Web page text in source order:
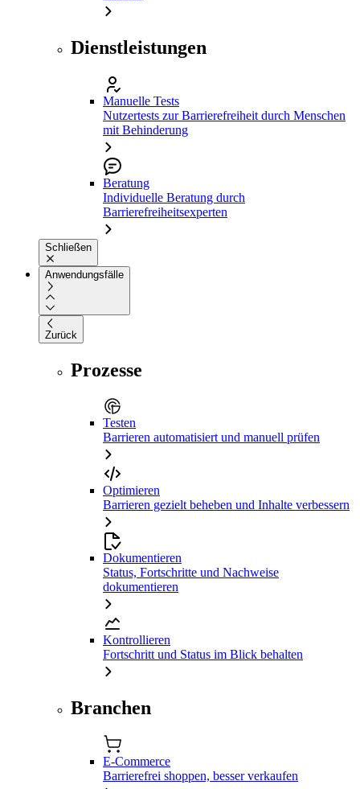
Dienstleistungen
Manuelle Tests
Nutzertests zur Barrierefreiheit durch Menschen
mit Behinderung
Beratung
Individuelle Beratung durch
Barrierefreiheitsexperten
Schließen
Anwendungsfälle
Zurück
Prozesse
Testen
Barrieren automatisiert und manuell prüfen
Optimieren
Barrieren gezielt beheben und Inhalte verbessern
Dokumentieren
Status, Fortschritte und Nachweise
dokumentieren
Kontrollieren
Fortschritt und Status im Blick behalten
Branchen
E-Commerce
Barrierefrei shoppen, besser verkaufen